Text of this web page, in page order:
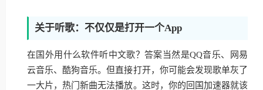
关于听歌：不仅仅是打开一个App
在国外用什么软件听中文歌？答案当然是QQ音乐、网易
云音乐、酷狗音乐。但直接打开，你可能会发现歌单灰了
一大片，热门新曲无法播放。这时，你的回国加速器就该